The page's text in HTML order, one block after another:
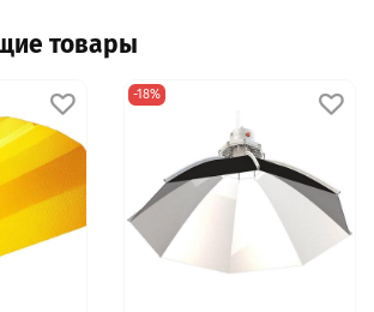
запустить обработку и закрепить
оплаты: проверка/упаковка → отправка
про оплату
товары
-18%